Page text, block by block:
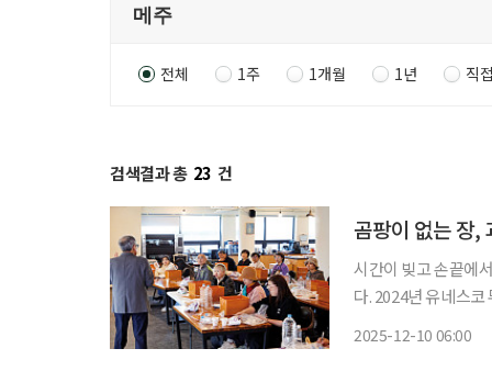
전체 1주 1개월 1년 직
검색결과 총 23 건
곰팡이 없는 장,
시간이 빚고 손끝에
다. 2024년 유네스코
2025-12-10 06:00